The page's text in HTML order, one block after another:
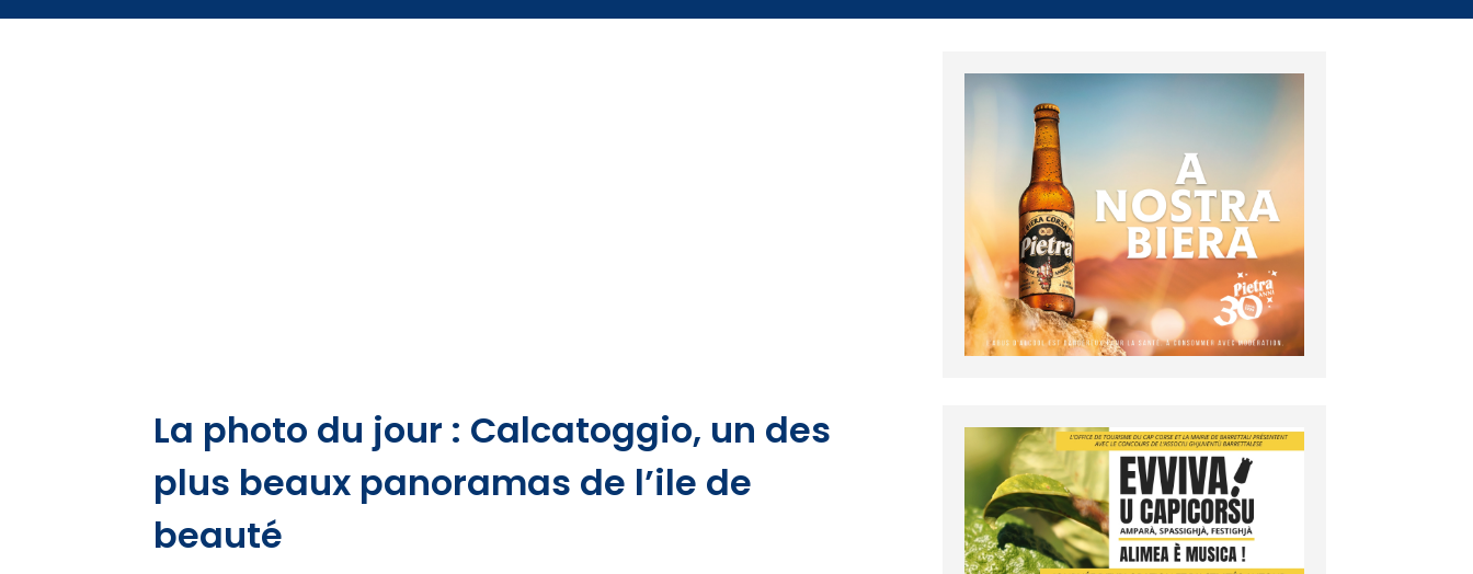
La photo du jour : Calcatoggio, un des
plus beaux panoramas de l’ile de
beauté